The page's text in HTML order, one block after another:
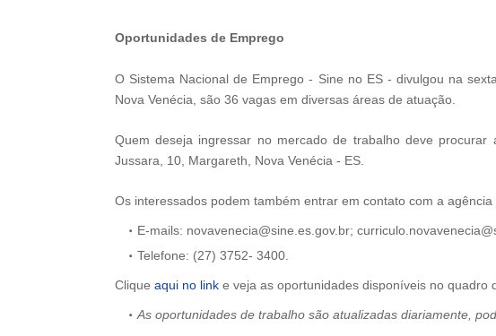
Oportunidades de Emprego
O Sistema Nacional de Emprego - Sine no ES - divulgou na
Nova Venécia, são 36 vagas em diversas áreas de atuação.
Quem deseja ingressar no mercado de trabalho deve
Jussara, 10, Margareth, Nova Venécia - ES.
Os interessados podem também entrar em contato com a
E-mails: novavenecia@sine.es.gov.br;
Telefone: (27) 3752- 3400.
Clique aqui no linke veja as oportunidades disponíveis no quadro
As oportunidades de trabalho são atualizadas diariamente,